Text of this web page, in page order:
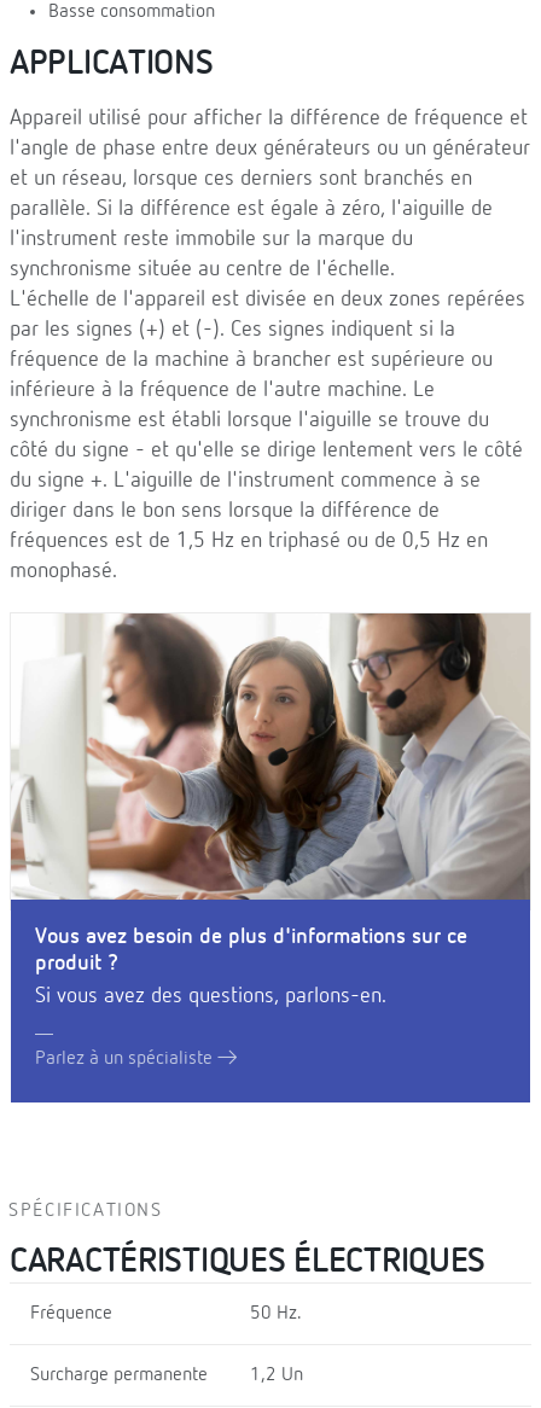
Basse consommation
APPLICATIONS
Appareil utilisé pour afficher la différence de fréquence et
l'angle de phase entre deux générateurs ou un générateur
et un réseau, lorsque ces derniers sont branchés en
parallèle. Si la différence est égale à zéro, l'aiguille de
l'instrument reste immobile sur la marque du
synchronisme située au centre de l'échelle.
L'échelle de l'appareil est divisée en deux zones repérées
par les signes (+) et (-). Ces signes indiquent si la
fréquence de la machine à brancher est supérieure ou
inférieure à la fréquence de l'autre machine. Le
synchronisme est établi lorsque l'aiguille se trouve du
côté du signe - et qu'elle se dirige lentement vers le côté
du signe +. L'aiguille de l'instrument commence à se
diriger dans le bon sens lorsque la différence de
fréquences est de 1,5 Hz en triphasé ou de 0,5 Hz en
monophasé.
Vous avez besoin de plus d'informations sur ce
produit ?
Si vous avez des questions, parlons-en.
Parlez à un spécialiste
SPÉCIFICATIONS
CARACTÉRISTIQUES ÉLECTRIQUES
Fréquence 50 Hz.
Surcharge permanente 1,2 Un